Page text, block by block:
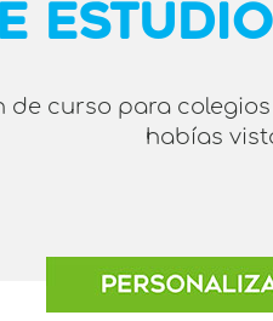
de curso para
habías